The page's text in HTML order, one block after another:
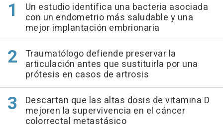
Un estudio identifica una bacteria asociada
con un endometrio más saludable y una
mejor implantación embrionaria
Traumatólogo defiende preservar la
articulación antes que sustituirla por una
prótesis en casos de artrosis
Descartan que las altas dosis de vitamina D
mejoren la supervivencia en el cáncer
colorrectal metastásico